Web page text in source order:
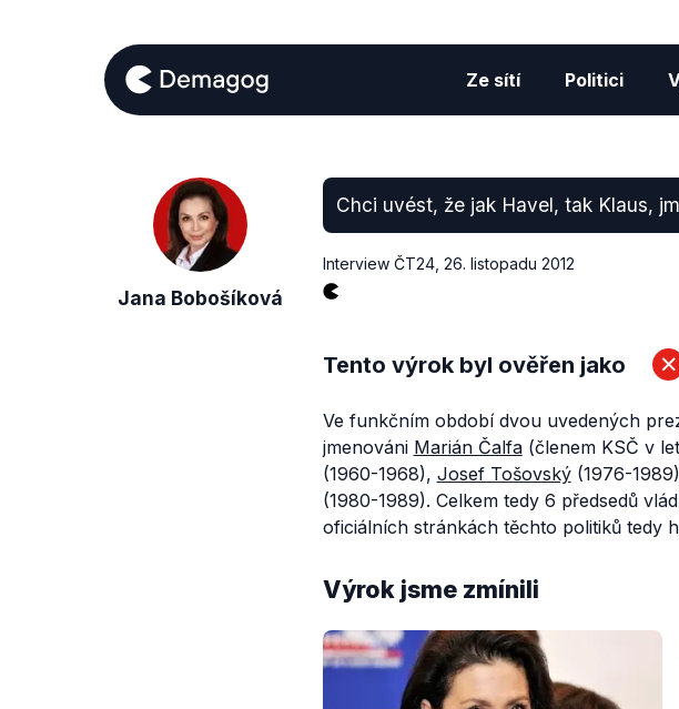
Ze sítí Politici
Jana Bobošíková
Chci uvést, že jak Havel, tak Klaus,
Interview ČT24, 26. listopadu 2012
Tento výrok byl ověřen jako
Ve funkčním období dvou uvedených
jmenováni Marián Čalfa(členem KSČ v
(1960-1968), Josef Tošovský(1976-
(1980-1989). Celkem tedy 6 předsedů
oficiálních stránkách těchto politiků tedy
Výrok jsme zmínili